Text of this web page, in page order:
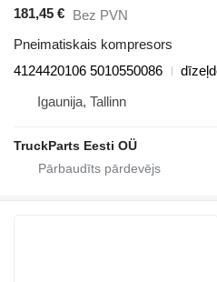
181,45 € Bez PVN
Pneimatiskais kompresors
4124420106 5010550086
Igaunija, Tallinn
TruckParts Eesti OÜ